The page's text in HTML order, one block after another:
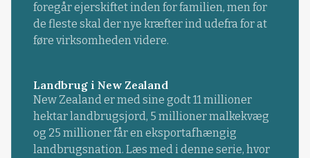
foregår ejerskiftet inden for familien, men for
de fleste skal der nye kræfter ind udefra for at
føre virksomheden videre.
Landbrug i New Zealand
New Zealand er med sine godt 11 millioner
hektar landbrugsjord, 5 millioner malkekvæg
og 25 millioner får en eksportafhængig
landbrugsnation. Læs med i denne serie, hvor